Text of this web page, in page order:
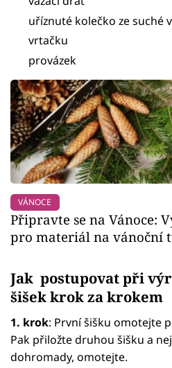
uříznuté kolečko ze suché
vrtačku
provázek
VÁNOCE
Připravte se na Vánoce:
pro materiál na vánoční
Jak postupovat při
šišek krok za krokem
1. krok: První šišku omotejte
Pak přiložte druhou šišku a
dohromady, omotejte.